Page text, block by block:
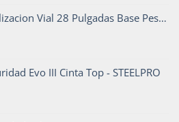
Vial 28 Pulgadas Base Pesada
Evo III Cinta Top - STEELPRO